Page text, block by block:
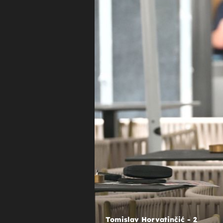
Tomislav Horvatinčić - 2
Niko Tokić
Maja Cvjetković s
Maja Cvjetković s
Tomislav Horvatinčić
+
POGLEDAJTE FOTOGALERIJU
Produženi vikend nije ispraznio
Špica vrvjela poznatim Hrvatima na
suncu